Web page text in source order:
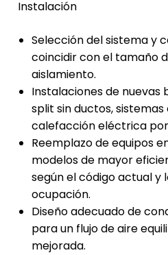
Instalación
Selección del sistema y
coincidir con el tamaño
aislamiento.
Instalaciones de nuevas
split sin ductos,
calefacción eléctrica
Reemplazo de equipos
modelos de mayor
según el código actual y
ocupación.
Diseño adecuado de
para un flujo de aire
mejorada.